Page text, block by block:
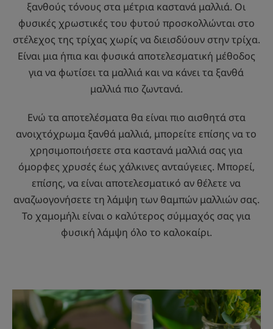
ξανθούς τόνους στα μέτρια καστανά μαλλιά. Οι
φυσικές χρωστικές του φυτού προσκολλώνται στο
στέλεχος της τρίχας χωρίς να διεισδύουν στην τρίχα.
Είναι μια ήπια και φυσικά αποτελεσματική μέθοδος
για να φωτίσει τα μαλλιά και να κάνει τα ξανθά
μαλλιά πιο ζωντανά.
Ενώ τα αποτελέσματα θα είναι πιο αισθητά στα
ανοιχτόχρωμα ξανθά μαλλιά, μπορείτε επίσης να το
χρησιμοποιήσετε στα καστανά μαλλιά σας για
όμορφες χρυσές έως χάλκινες ανταύγειες. Μπορεί,
επίσης, να είναι αποτελεσματικό αν θέλετε να
αναζωογονήσετε τη λάμψη των θαμπών μαλλιών σας.
Το χαμομήλι είναι ο καλύτερος σύμμαχός σας για
φυσική λάμψη όλο το καλοκαίρι.